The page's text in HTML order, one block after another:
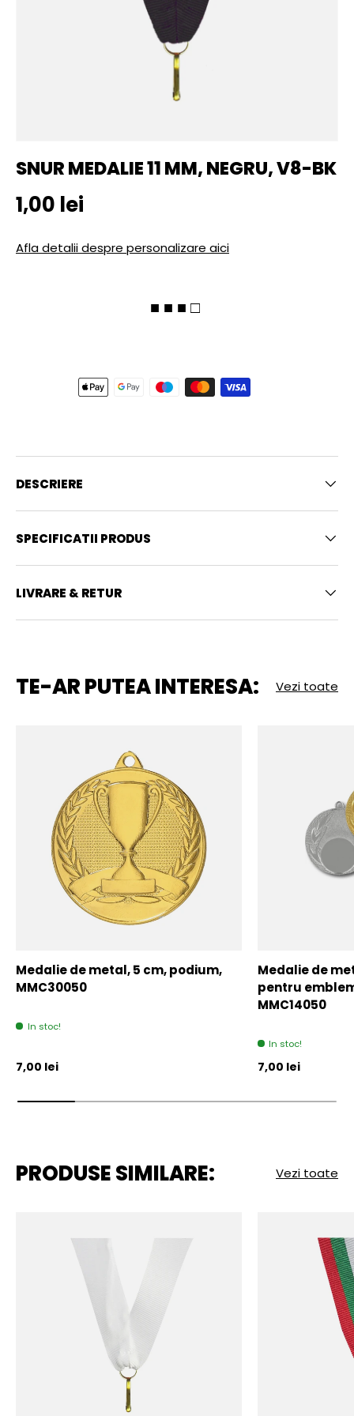
SNUR MEDALIE 11 MM, NEGRU, V8-BK
Pret initial
1,00 lei
Afla detalii despre personalizare aici
■ ■ ■ □
DESCRIERE
SPECIFICATII PRODUS
LIVRARE & RETUR
TE-AR PUTEA INTERESA: Vezi toate
Medalie de metal, 5 cm, podium,
MMC30050
In stoc!
Pret initial
7,00 lei
Medalie de
pentru
MMC14050
In stoc!
Pret initial
7,00 lei
PRODUSE SIMILARE: Vezi toate